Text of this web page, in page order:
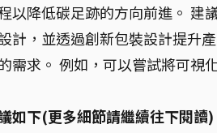
以降低碳足跡的方向前進。 建
計，並透過創新包裝設計提升
需求。 例如，可以嘗試將可視
如下(更多細節請繼續往下閱讀)